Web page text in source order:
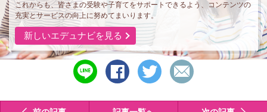
これからも、皆さまの受験や子育てをサポートできるよう、コンテンツの
充実とサービスの向上に努めてまいります。
新しいエデュナビを見る
line
で
る
シ
ェ
す
ツ
イ
ト
メ
ー
で